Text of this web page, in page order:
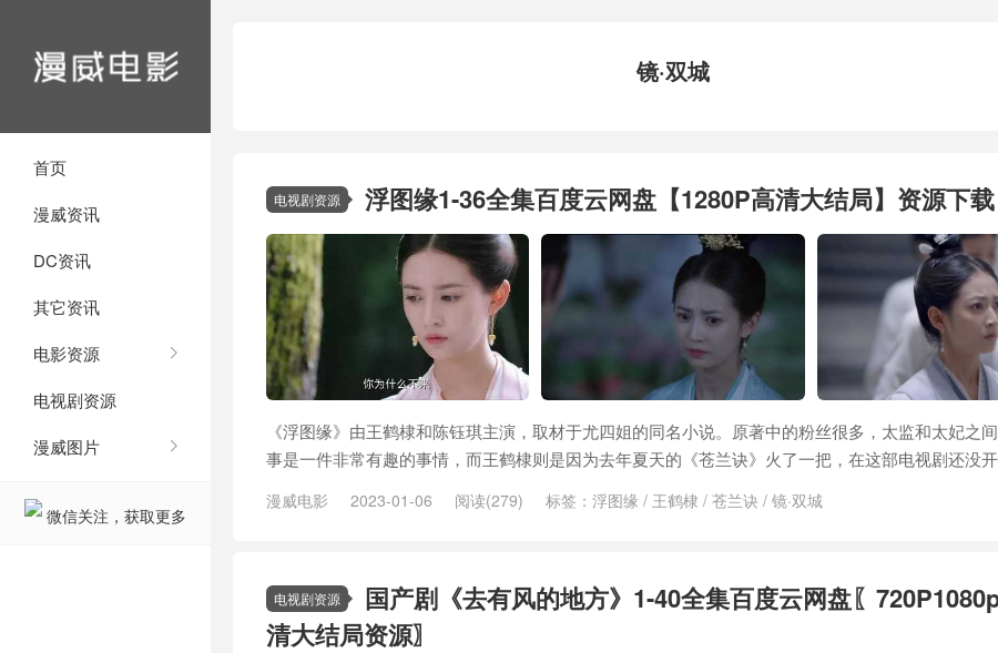
首页
漫威资讯
DC资讯
其它资讯
电影资源
电视剧资源
漫威图片
微信关注，获取更多
镜·双城
电视剧资源 浮图缘1-36全集百度云网盘【1280P高清大结局】资源下载
《浮图缘》由王鹤棣和陈钰琪主演，取材于尤四姐的同名小说。原著中的粉丝很多，太监和太妃之
事是一件非常有趣的事情，而王鹤棣则是因为去年夏天的《苍兰诀》火了一把，在这部电视剧还没
漫威电影 2023-01-06 阅读(279) 标签： 浮图缘 / 王鹤棣 / 苍兰诀 / 镜·双城
电视剧资源
国产剧《去有风的地方》1-40全集百度云网盘〖
清大结局资源〗